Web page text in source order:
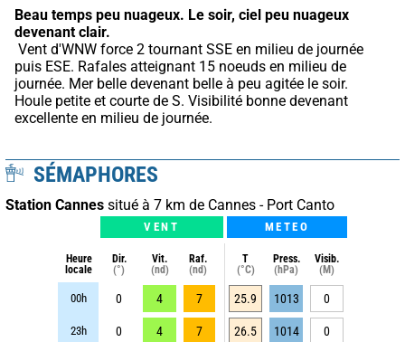
Beau temps peu nuageux. Le soir, ciel peu nuageux
devenant clair.
puis ESE. Rafales atteignant 15 noeuds en milieu de
journée. Mer belle devenant belle à peu agitée le soir.
Houle petite et courte de S. Visibilité bonne devenant
excellente en milieu de journée.
SÉMAPHORES
Station Cannes situé à 7 km de Cannes - Port Canto
VENT METEO
Heure
locale
Dir.
(°)
Vit.
(nd)
Raf.
(nd)
T
(°C)
Press.
(hPa)
Visib.
(M)
00h 0 4 7 25.9 1013 0
23h 0 4 7 26.5 1014 0